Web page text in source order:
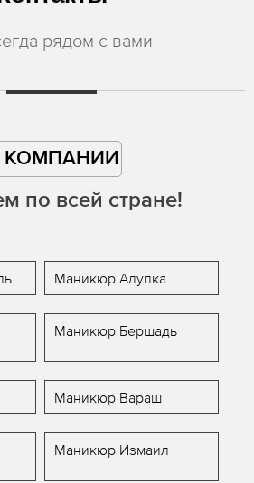
рядом с вами
КОМПАНИИ
по всей стране!
Маникюр Алупка
Маникюр Бершадь
Маникюр Вараш
Маникюр Измаил